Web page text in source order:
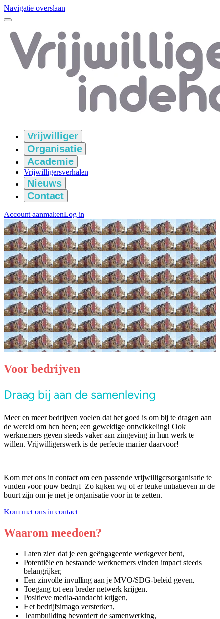
Navigatie overslaan
Vrijwilliger
Organisatie
Academie
Vrijwilligersverhalen
Nieuws
Contact
Account aanmakenLog in
Voor bedrijven
Draag bij aan de samenleving
Meer en meer bedrijven voelen dat het goed is om bij te dragen aan
de wereld om hen heen; een geweldige ontwikkeling! Ook
werknemers geven steeds vaker aan zingeving in hun werk te
willen. Vrijwilligerswerk is de perfecte manier daarvoor!
Kom met ons in contact om een passende vrijwilligersorganisatie te
vinden voor jouw bedrijf. Zo kijken wij of er leuke initiatieven in de
buurt zijn om je met je organisatie voor in te zetten.
Kom met ons in contact
Waarom meedoen?
Laten zien dat je een geëngageerde werkgever bent,
Potentiële en bestaande werknemers vinden impact steeds
belangrijker,
Een zinvolle invulling aan je MVO/SDG-beleid geven,
Toegang tot een breder netwerk krijgen,
Positieve media-aandacht krijgen,
Het bedrijfsimago versterken,
Teambuilding bevordert de samenwerking,